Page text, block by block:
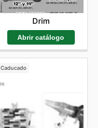
Drim
Abrir catálogo
Caducado